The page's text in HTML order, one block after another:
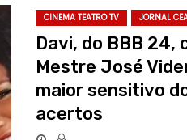
CINEMA TEATRO TV JORNAL
Davi, do BBB 24,
Mestre José
maior sensitivo
acertos